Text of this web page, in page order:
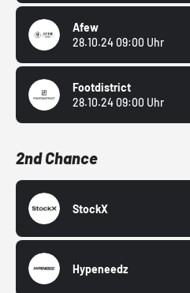
Afew
28.10.24 09:00 Uhr
Footdistrict
28.10.24 09:00 Uhr
2nd Chance
StockX
Hypeneedz